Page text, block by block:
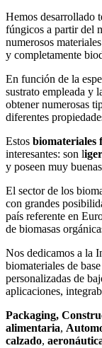
Hemos desarrollado
fúngicos a partir del
numerosos
y completamente
En función de la
sustrato empleada y
obtener numerosas
diferentes
Estos biomateriales
interesantes: son l
y poseen muy
El sector de los
con grandes
país referente en
de biomasas
Nos dedicamos a la
biomateriales de
personalizadas de
aplicaciones,
Packaging,
alimentaria,
calzado,